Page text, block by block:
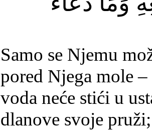
Samo se Njemu
pored Njega mole
voda neće stići u
dlanove svoje